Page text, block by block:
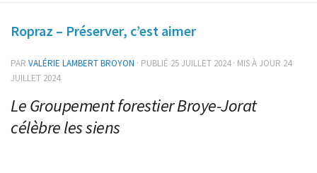
Ropraz – Préserver, c’est aimer
PAR VALÉRIE LAMBERT BROYON · PUBLIÉ 25 JUILLET 2024· MIS À JOUR 24
JUILLET 2024
Le Groupement forestier Broye-Jorat
célèbre les siens